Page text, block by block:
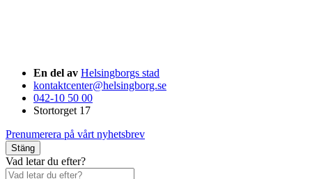
En del av Helsingborgs stad
kontaktcenter@helsingborg.se
042-10 50 00
Stortorget 17
Prenumerera på vårt nyhetsbrev
Stäng
Vad letar du efter?